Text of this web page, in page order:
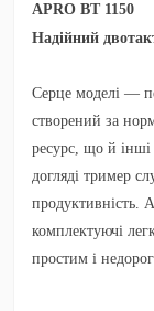
APRO ВТ 1150
Надійний
Серце моделі —
створений за
ресурс, що й
догляді тример
продуктивність.
комплектуючі
простим і